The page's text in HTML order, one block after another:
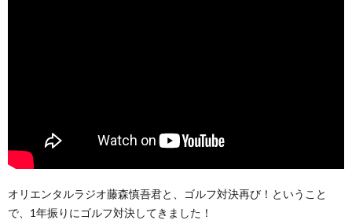
オリエンタルラジオ藤森慎吾君と、ゴルフ対決再び！ということ
で、1年振りにゴルフ対決してきました！